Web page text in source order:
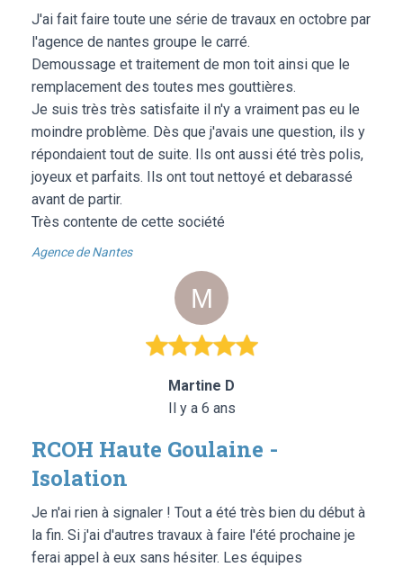
J'ai fait faire toute une série de travaux en octobre par
l'agence de nantes groupe le carré.
Demoussage et traitement de mon toit ainsi que le
remplacement des toutes mes gouttières.
Je suis très très satisfaite il n'y a vraiment pas eu le
moindre problème. Dès que j'avais une question, ils y
répondaient tout de suite. Ils ont aussi été très polis,
joyeux et parfaits. Ils ont tout nettoyé et debarassé
avant de partir.
Très contente de cette société
Agence de Nantes
Martine D
Il y a 6 ans
RCOH Haute Goulaine -
Isolation
Je n'ai rien à signaler ! Tout a été très bien du début à
la fin. Si j'ai d'autres travaux à faire l'été prochaine je
ferai appel à eux sans hésiter. Les équipes